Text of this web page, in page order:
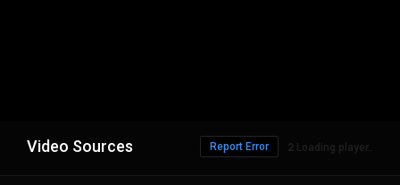
Video Sources 1 Loading player..
Report Error